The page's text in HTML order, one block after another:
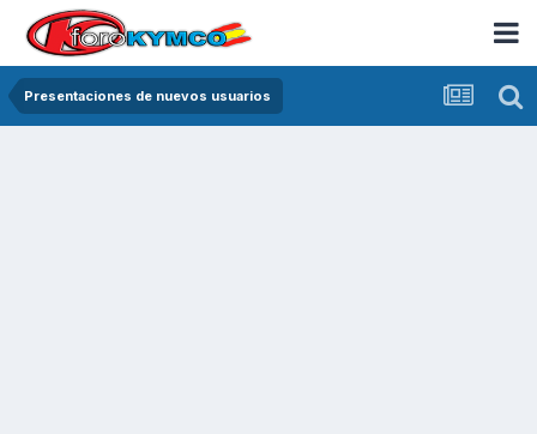
Presentaciones de nuevos usuarios